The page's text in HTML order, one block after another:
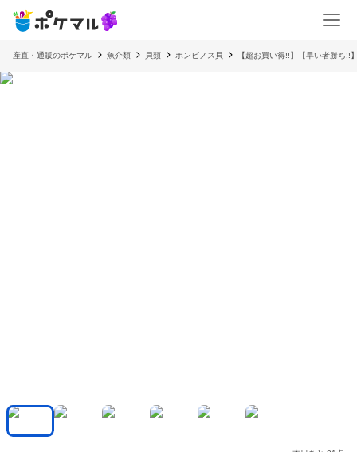
産直・通販のポケマル 魚介類 貝類 ホンビノス貝 【超お買い得!!】【早い者勝